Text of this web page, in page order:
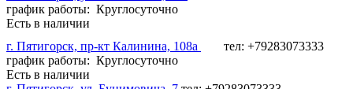
график работы: Круглосуточно
Есть в наличии
г. Пятигорск, пр-кт Калинина, 108а
тел: +79283073333
график работы: Круглосуточно
Есть в наличии